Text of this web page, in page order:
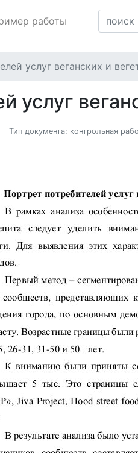
работы
услуг веганских и
услуг
Тип документа: контрольная